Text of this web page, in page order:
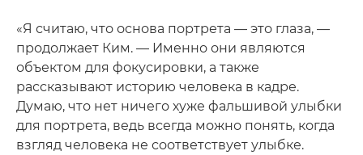
«Я считаю, что основа портрета — это глаза, —
продолжает Ким. — Именно они являются
объектом для фокусировки, а также
рассказывают историю человека в кадре.
Думаю, что нет ничего хуже фальшивой улыбки
для портрета, ведь всегда можно понять, когда
взгляд человека не соответствует улыбке.